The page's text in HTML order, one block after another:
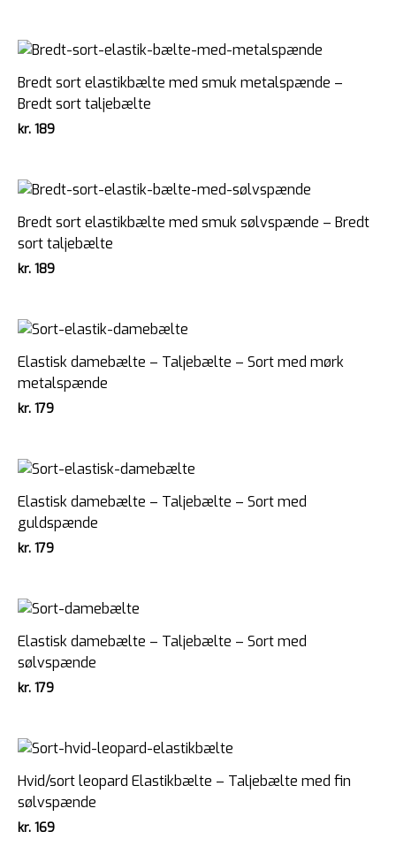
Bredt sort elastikbælte med smuk metalspænde –
Bredt sort taljebælte
kr. 189
Bredt sort elastikbælte med smuk sølvspænde – Bredt
sort taljebælte
kr. 189
Elastisk damebælte – Taljebælte – Sort med mørk
metalspænde
kr. 179
Elastisk damebælte – Taljebælte – Sort med
guldspænde
kr. 179
Elastisk damebælte – Taljebælte – Sort med
sølvspænde
kr. 179
Hvid/sort leopard Elastikbælte – Taljebælte med fin
sølvspænde
kr. 169